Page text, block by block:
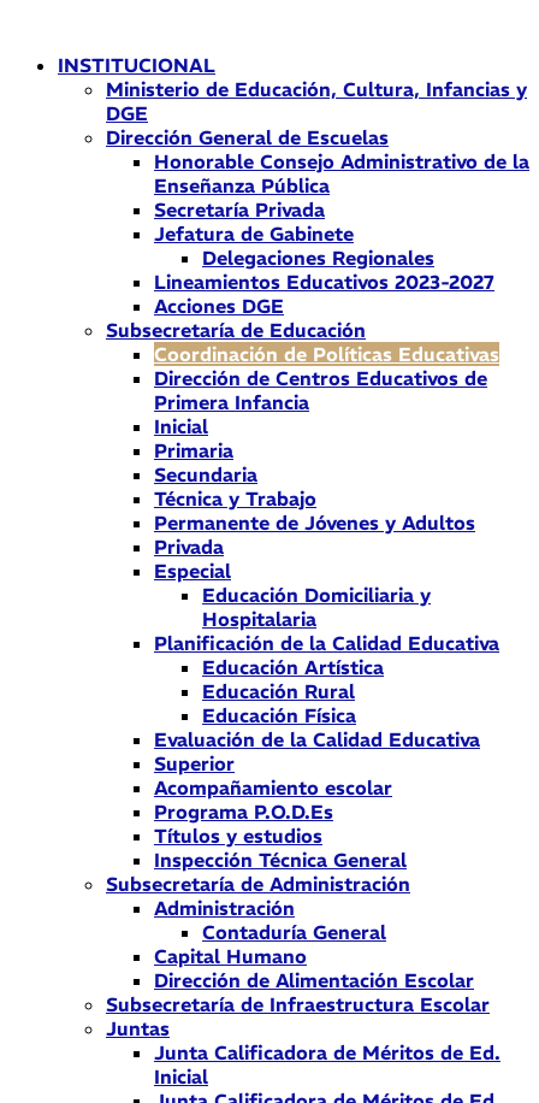
contenidoINSTITUCIONAL
Ministerio de Educación, Cultura, Infancias y
DGE
Dirección General de Escuelas
Honorable Consejo Administrativo de la
Enseñanza Pública
Secretaría Privada
Jefatura de Gabinete
Delegaciones Regionales
Lineamientos Educativos 2023-2027
Acciones DGE
Subsecretaría de Educación
Coordinación de Políticas Educativas
Dirección de Centros Educativos de
Primera Infancia
Inicial
Primaria
Secundaria
Técnica y Trabajo
Permanente de Jóvenes y Adultos
Privada
Especial
Educación Domiciliaria y
Hospitalaria
Planificación de la Calidad Educativa
Educación Artística
Educación Rural
Educación Física
Evaluación de la Calidad Educativa
Superior
Acompañamiento escolar
Programa P.O.D.Es
Títulos y estudios
Inspección Técnica General
Subsecretaría de Administración
Administración
Contaduría General
Capital Humano
Dirección de Alimentación Escolar
Subsecretaría de Infraestructura Escolar
Juntas
Junta Calificadora de Méritos de Ed.
Inicial